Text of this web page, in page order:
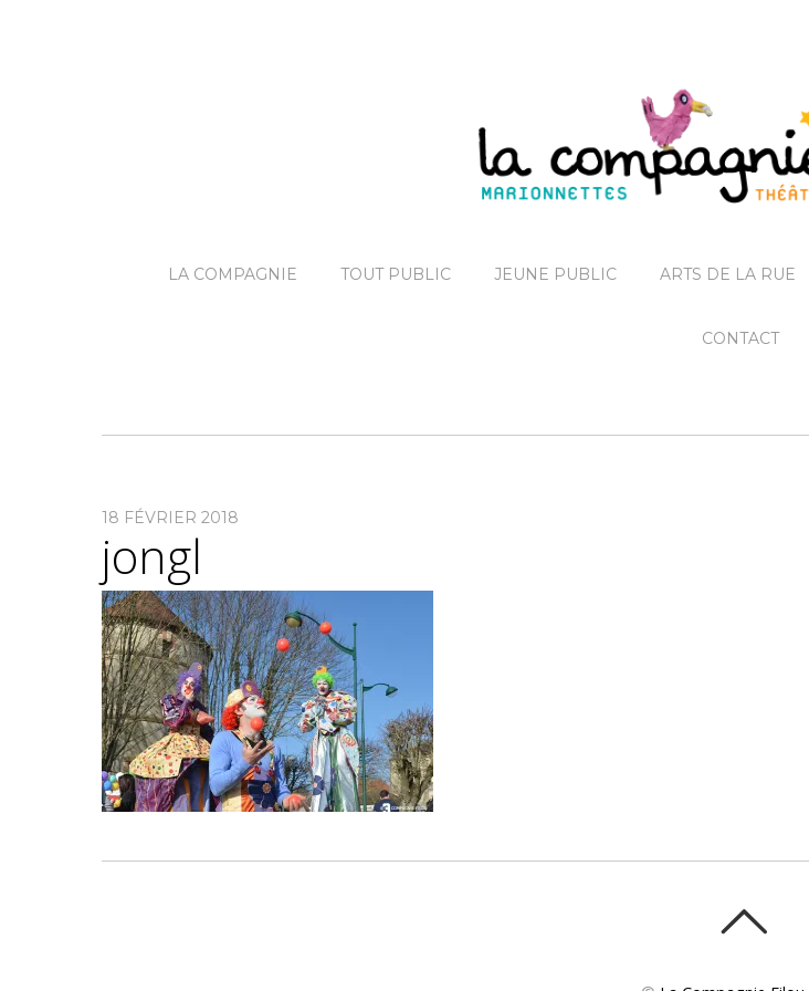
LA COMPAGNIE TOUT PUBLIC JEUNE PUBLIC ARTS DE LA RUE
CONTACT
18 FÉVRIER 2018
jongl